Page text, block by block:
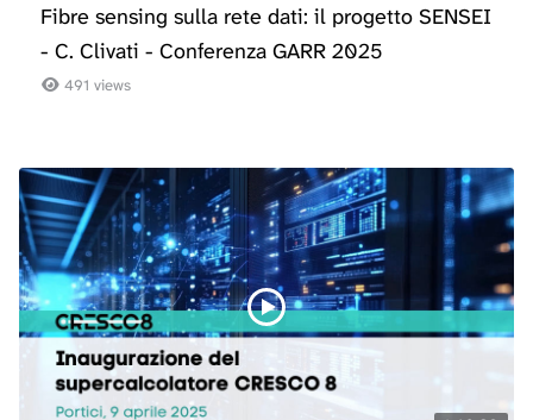
Fibre sensing sulla rete dati: il progetto SENSEI
- C. Clivati - Conferenza GARR 2025
491 views